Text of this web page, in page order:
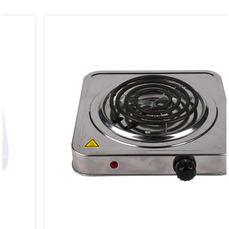
тепла, что позволяет быстро и эффективно готовить без
ненужных затрат энергии. Кроме того, конфорка может
иметь такие функции, как таймеры автоматического
отключения и режимы энергосбережения, что еще больше
повышает ее энергоэффективность и снижает
энергопотребление в режиме ожидания.
Используя меньше энергии для приготовления еды,
экологически чистая, энергосберегающая и полезная для